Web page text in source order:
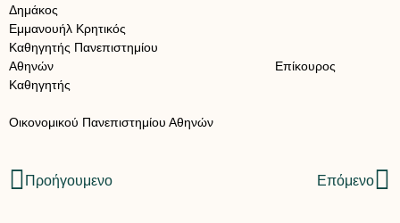
Δημάκος
Εμμανουήλ Κρητικός
Καθηγητής Πανεπιστημίου
Αθηνών Επίκουρος
Καθηγητής
Οικονομικού Πανεπιστημίου Αθηνών
Προήγουμενο Επόμενο